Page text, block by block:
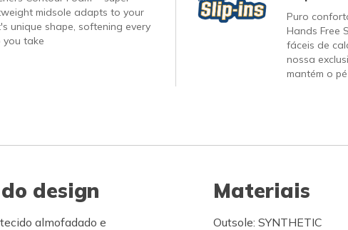
midsole adapts to your
unique shape, softening every
you take
Puro
Hands Free
fáceis de
nossa
mantém o
design
almofadado e
Materiais
Outsole: SYNTHETIC